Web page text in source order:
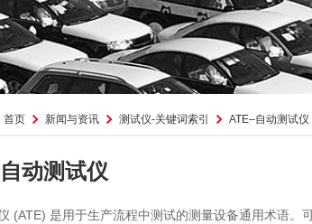
首页 新闻与资讯 测试仪-关键词索引 ATE–自动测试仪
动测试仪
(ATE)是用于生产流程中测试的测量设备通用术语。